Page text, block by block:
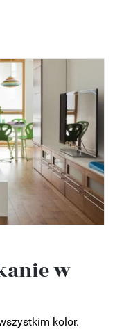
w
kolor.